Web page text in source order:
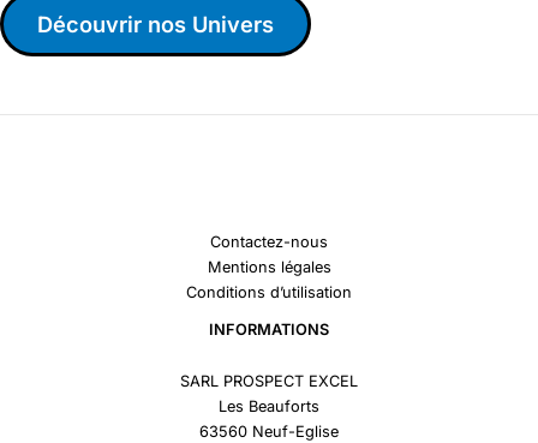
Découvrir nos Univers
Contactez-nous
Mentions légales
Conditions d’utilisation
INFORMATIONS
SARL PROSPECT EXCEL
Les Beauforts
63560 Neuf-Eglise